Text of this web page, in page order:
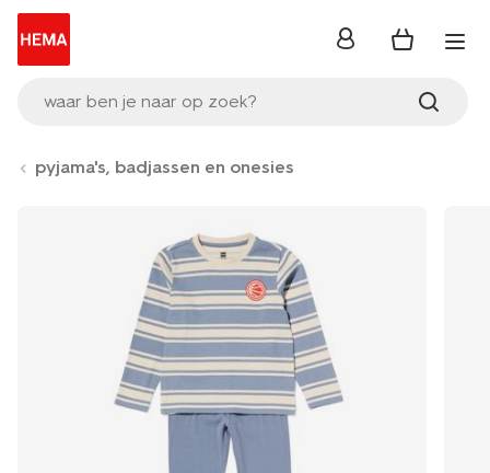
waar ben je naar op zoek?
inloggen
pyjama's, badjassen en onesies